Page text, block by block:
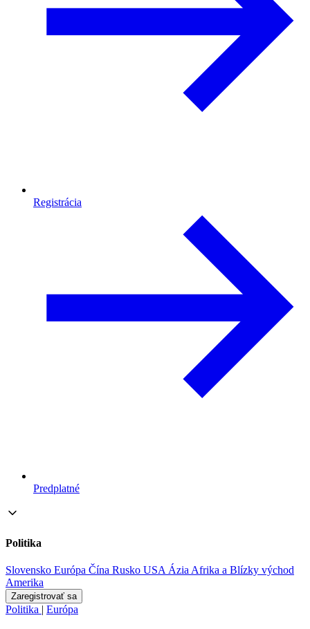
Registrácia
Predplatné
Politika
Slovensko Európa Čína Rusko USA ÁziaAfrika a Blízky východ
Amerika
Zaregistrovať sa
Politika | Európa